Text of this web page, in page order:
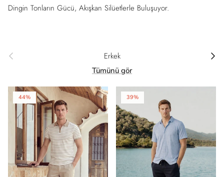
Dingin Tonların Gücü, Akışkan Silüetlerle Buluşuyor.
Önceki Erkek
Tümünü gör
44% 39%